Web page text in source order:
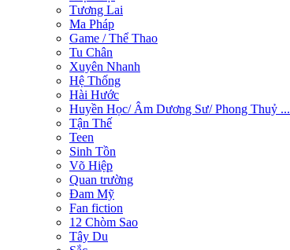
Tương Lai
Ma Pháp
Game / Thể Thao
Tu Chân
Xuyên Nhanh
Hệ Thống
Hài Hước
Huyền Học/ Âm Dương Sư/ Phong Thuỷ ...
Tận Thế
Teen
Sinh Tồn
Võ Hiệp
Quan trường
Đam Mỹ
Fan fiction
12 Chòm Sao
Tây Du